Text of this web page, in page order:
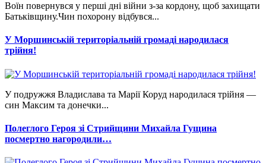
Воїн повернувся у перші дні війни з-за кордону, щоб захищати
Батьківщину.Чин похорону відбувся...
У Моршинській територіальній громаді народилася
трійня!
У подружжя Владислава та Марії Коруд народилася трійня —
син Максим та донечки...
Полеглого Героя зі Стрийщини Михайла Гущина
посмертно нагородили…